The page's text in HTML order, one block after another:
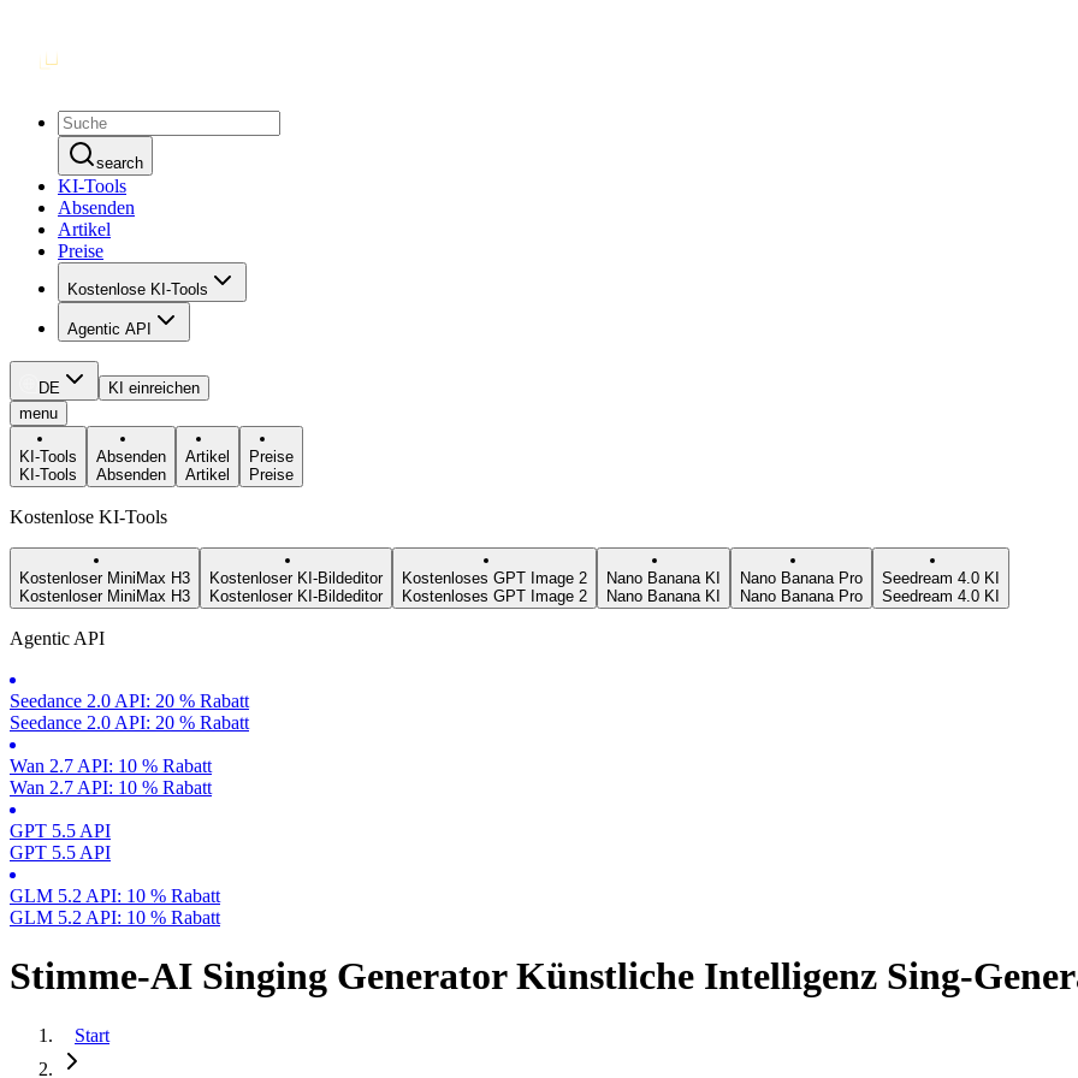
search
KI-Tools
Absenden
Artikel
Preise
Kostenlose KI-Tools
Agentic API
DE
KI einreichen
menu
KI-Tools
KI-Tools
Absenden
Absenden
Artikel
Artikel
Preise
Preise
Kostenlose KI-Tools
Kostenloser MiniMax H3
Kostenloser MiniMax H3
Kostenloser KI-Bildeditor
Kostenloser KI-Bildeditor
Kostenloses GPT Image 2
Kostenloses GPT Image 2
Nano Banana KI
Nano Banana KI
Nano Banana Pro
Nano Banana Pro
Seedream 4.0 KI
Seedream 4.0 KI
Agentic API
Seedance 2.0 API: 20 % Rabatt
Seedance 2.0 API: 20 % Rabatt
Wan 2.7 API: 10 % Rabatt
Wan 2.7 API: 10 % Rabatt
GPT 5.5 API
GPT 5.5 API
GLM 5.2 API: 10 % Rabatt
GLM 5.2 API: 10 % Rabatt
Stimme-AI Singing Generator Künstliche Intelligenz Sing-
Start